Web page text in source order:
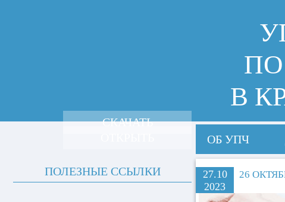
В
ОБ УПЧ
27.10
2023
26
СКАЧАТЬ
ПОЛЕЗНЫЕ ССЫЛКИ